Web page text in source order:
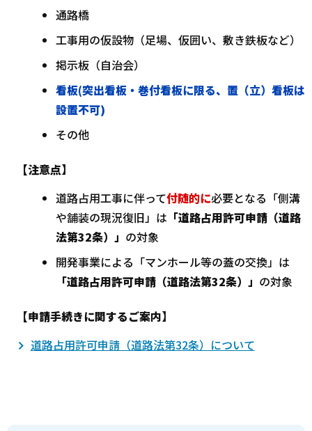
通路橋
工事用の仮設物（足場、仮囲い、敷き鉄板など）
掲示板（自治会）
看板(突出看板・巻付看板に限る、置（立）看板は
設置不可)
その他
【注意点】
道路占用工事に伴って付随的に必要となる「側溝
や舗装の現況復旧」は 「道路占用許可申請（道路
法第32条）」 の対象
開発事業による「マンホール等の蓋の交換」は
「道路占用許可申請（道路法第32条）」 の対象
【申請手続きに関するご案内】
道路占用許可申請（道路法第32条）について